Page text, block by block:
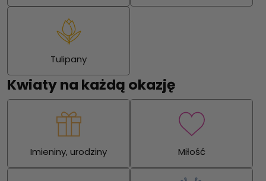
Tulipany
Kwiaty na każdą okazję
Imieniny, urodziny Miłość